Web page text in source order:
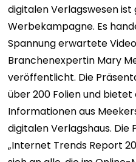
digitalen Verlagswesen ist
Werbekampagne. Es
Spannung erwartete
Branchenexpertin Mary
veröffentlicht. Die
über 200 Folien und
Informationen aus
digitalen Verlagshaus. Die
„Internet Trends Report